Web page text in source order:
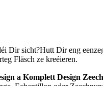
Dir sicht?Hutt Dir eng
Fläsch ze kreéieren.
a Komplett Design